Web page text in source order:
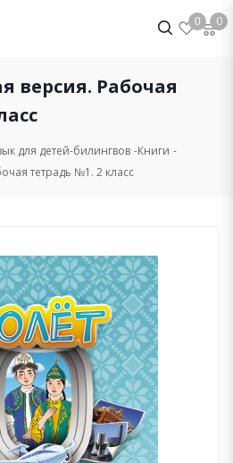
0 0
версия. Рабочая
для детей-билингвов Книги
тетрадь №1. 2 класс